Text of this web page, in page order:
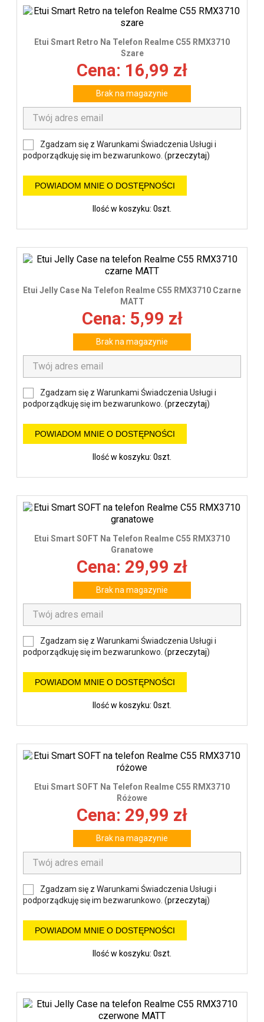
Etui Smart Retro Na Telefon Realme C55 RMX3710
Szare
Cena: 16,99 zł
Brak na magazynie
Zgadzam się z Warunkami Świadczenia Usługi i
podporządkuję się im bezwarunkowo. (przeczytaj)
POWIADOM MNIE O DOSTĘPNOŚCI
Ilość w koszyku: 0szt.
Etui Jelly Case Na Telefon Realme C55 RMX3710 Czarne
MATT
Cena: 5,99 zł
Brak na magazynie
Zgadzam się z Warunkami Świadczenia Usługi i
podporządkuję się im bezwarunkowo. (przeczytaj)
POWIADOM MNIE O DOSTĘPNOŚCI
Ilość w koszyku: 0szt.
Etui Smart SOFT Na Telefon Realme C55 RMX3710
Granatowe
Cena: 29,99 zł
Brak na magazynie
Zgadzam się z Warunkami Świadczenia Usługi i
podporządkuję się im bezwarunkowo. (przeczytaj)
POWIADOM MNIE O DOSTĘPNOŚCI
Ilość w koszyku: 0szt.
Etui Smart SOFT Na Telefon Realme C55 RMX3710
Różowe
Cena: 29,99 zł
Brak na magazynie
Zgadzam się z Warunkami Świadczenia Usługi i
podporządkuję się im bezwarunkowo. (przeczytaj)
POWIADOM MNIE O DOSTĘPNOŚCI
Ilość w koszyku: 0szt.